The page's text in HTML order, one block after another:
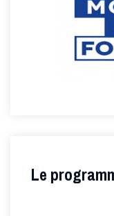
Le